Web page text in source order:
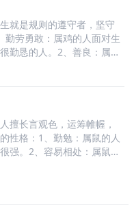
就是规则的遵守者，坚守
勤劳勇敢：属鸡的人面对生
勤恳的人。2、善良：属鸡
是他们最大的优点。3、善
擅长言观色，运筹帷幄，
性格：1、勤勉：属鼠的人
强。2、容易相处：属鼠人
乐观：属鼠人坦率、乐